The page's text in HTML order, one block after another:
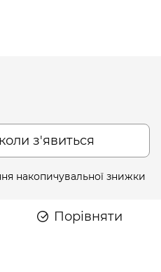
з'явиться
накопичувальної знижки
Порівняти